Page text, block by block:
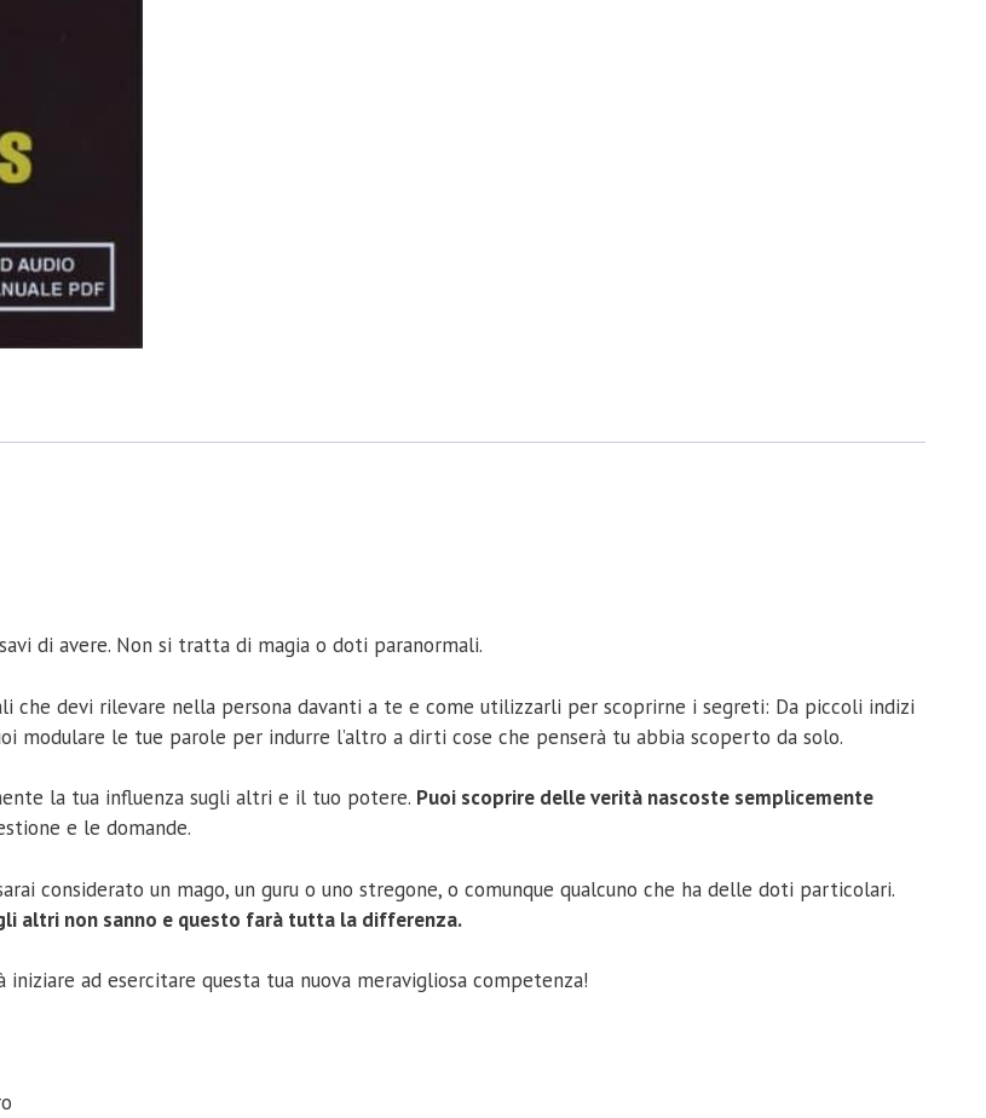
di avere. Non si tratta di magia o doti paranormali.
che devi rilevare nella persona davanti a te e come utilizzarli per scoprirne i segreti: Da piccoli indizi
modulare le tue parole per indurre l’altro a dirti cose che penserà tu abbia scoperto da solo.
la tua influenza sugli altri e il tuo potere. Puoi scoprire delle verità nascoste semplicemente
e le domande.
considerato un mago, un guru o uno stregone, o comunque qualcuno che ha delle doti particolari.
altri non sanno e questo farà tutta la differenza.
ad esercitare questa tua nuova meravigliosa competenza!